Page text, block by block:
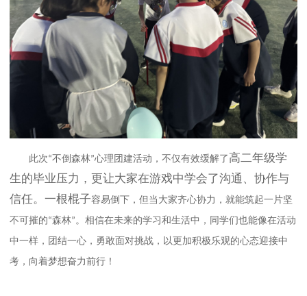
此次“不倒森林”心理团建活动，不仅有效缓解了高二年级学
生的毕业压力，更让大家在游戏中学会了沟通、协作与
信任。一根棍子容易倒下，但当大家齐心协力，就能筑起一片坚
不可摧的“森林”。相信在未来的学习和生活中，同学们也能像在活动
中一样，团结一心，勇敢面对挑战，以更加积极乐观的心态迎接中
考，向着梦想奋力前行！